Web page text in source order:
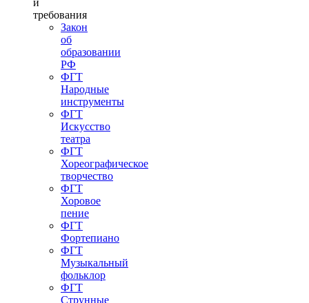
и
требования
Закон
об
образовании
РФ
ФГТ
Народные
инструменты
ФГТ
Искусство
театра
ФГТ
Хореографическое
творчество
ФГТ
Хоровое
пение
ФГТ
Фортепиано
ФГТ
Музыкальный
фольклор
ФГТ
Струнные